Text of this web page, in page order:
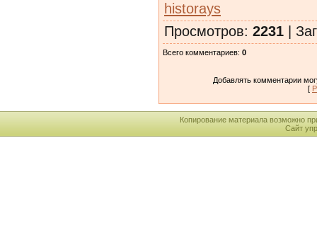
historays
Просмотров: 2231 |
Всего комментариев: 0
Добавлять комментарии
[
Копирование материала возможно
Сайт